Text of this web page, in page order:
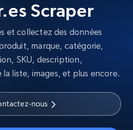
Scraper
et collectez des données
marque, catégorie,
SKU, description,
la liste, images, et plus encore.
nous